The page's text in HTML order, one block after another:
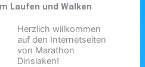
Laufen und Walken
Herzlich willkommen
auf den Internetseiten
von Marathon
Dinslaken!